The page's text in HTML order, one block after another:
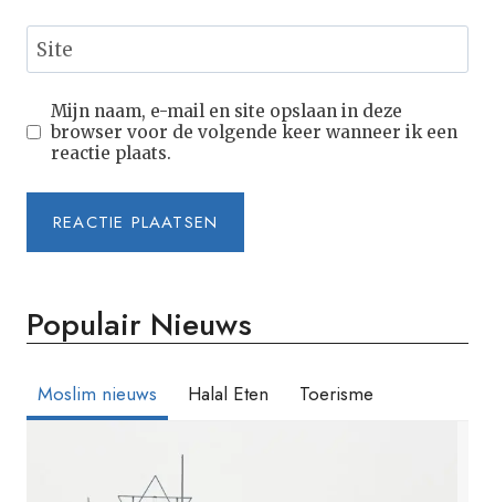
Site
Mijn naam, e-mail en site opslaan in deze
browser voor de volgende keer wanneer ik een
reactie plaats.
Populair Nieuws
Moslim nieuws Halal Eten Toerisme